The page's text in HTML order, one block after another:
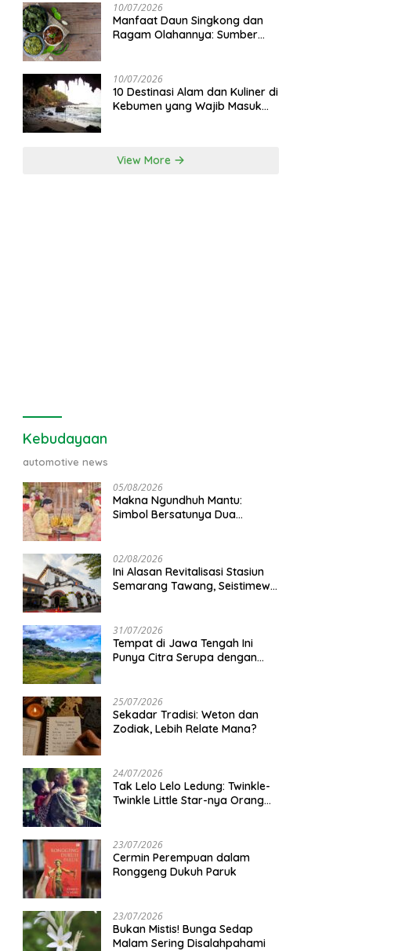
10/07/2026
Manfaat Daun Singkong dan
Ragam Olahannya: Sumber
10/07/2026
10 Destinasi Alam dan Kuliner di
Kebumen yang Wajib Masuk
View More
Kebudayaan
automotive news
05/08/2026
Makna Ngundhuh Mantu:
Simbol Bersatunya Dua
02/08/2026
Ini Alasan Revitalisasi Stasiun
Semarang Tawang, Seistimewa
31/07/2026
Tempat di Jawa Tengah Ini
Punya Citra Serupa dengan
25/07/2026
Sekadar Tradisi: Weton dan
Zodiak, Lebih Relate Mana?
24/07/2026
Tak Lelo Lelo Ledung: Twinkle-
Twinkle Little Star-nya Orang
23/07/2026
Cermin Perempuan dalam
Ronggeng Dukuh Paruk
23/07/2026
Bukan Mistis! Bunga Sedap
Malam Sering Disalahpahami